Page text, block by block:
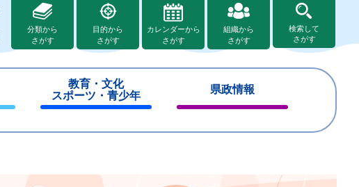
分類から
さがす
目的から
さがす
カレンダーから
さがす
組織から
さがす
検索して
さがす
教育・文化
スポーツ・青少年
じ
県政情報
じ